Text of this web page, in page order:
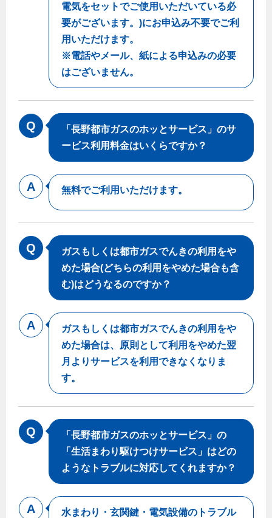
ガス工事について
ガス工事に関する約款・委託要件・内管工事見積単価表
新しく都市ガスをご利用したい方へ
道路・敷地内で工事をされる皆さまへ
ガスを安全にお使いいただくために
ガスメーターの役割と安全機能
古くなったガス管の交換のおすすめ
正しい接続で安全に
長期使用製品安全点検制度について
換気と給排気設備の注意点
冬季の注意
保安体制
保安体制について
ガス設備安全点検について
各種手続き
お引越しのときには
ガス使用開始のご案内
ガス使用停止のご案内
インターネット受付
プロパンガスから都市ガスへの切り替え
都市ガス切り替えのメリット
導入事例
バスルーム
エコジョーズ
浴室暖房乾燥機・脱衣室
ミストサウナ
リビング
ガスファンヒーター
よくあるご質問
電気をセットでご使用いただいている必
要がございます。)にお申込み不要でご利
用いただけます。
※電話やメール、紙による申込みの必要
はございません。
「長野都市ガスのホッとサービス」のサ
ービス利用料金はいくらですか？
無料でご利用いただけます。
ガスもしくは都市ガスでんきの利用をや
めた場合(どちらの利用をやめた場合も含
む)はどうなるのですか？
ガスもしくは都市ガスでんきの利用をや
めた場合は、原則として利用をやめた翌
月よりサービスを利用できなくなりま
す。
「長野都市ガスのホッとサービス」の
「生活まわり駆けつけサービス」はどの
ようなトラブルに対応してくれますか？
水まわり・玄関鍵・電気設備のトラブル